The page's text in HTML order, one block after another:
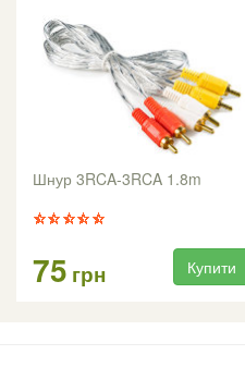
Шнур 3RCA-3RCA 1.8m
75 грн Купити